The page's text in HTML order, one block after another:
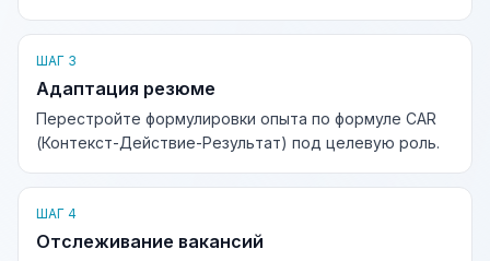
ШАГ 3
Адаптация резюме
Перестройте формулировки опыта по формуле CAR
(Контекст-Действие-Результат) под целевую роль.
ШАГ 4
Отслеживание вакансий